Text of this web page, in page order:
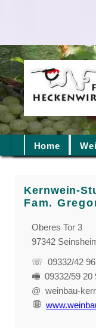
Home
Kernwein-
Fam.
Oberes Tor 3
97342
☏ 09332/42 96
🖷 09332/59 20
@ weinbau-